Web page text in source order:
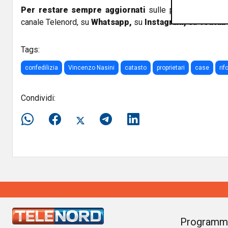
Per restare sempre aggiornati sulle principali
canale Telenord, su Whatsapp, su Instagram,su
Tags:
confedilizia Vincenzo Nasini catasto proprietari case
Condividi: